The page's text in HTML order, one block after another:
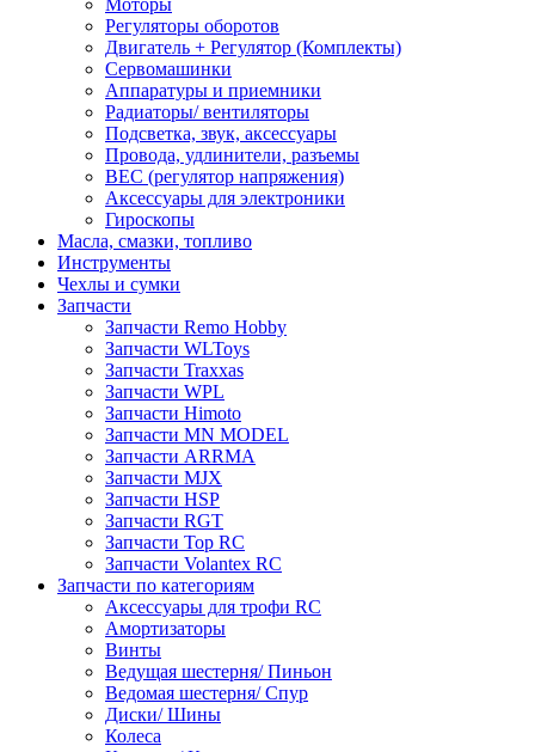
Регуляторы оборотов
Двигатель + Регулятор (Комплекты)
Сервомашинки
Аппаратуры и приемники
Радиаторы/ вентиляторы
Подсветка, звук, аксессуары
Провода, удлинители, разъемы
BEC (регулятор напряжения)
Аксессуары для электроники
Гироскопы
Масла, смазки, топливо
Инструменты
Чехлы и сумки
Запчасти
Запчасти Remo Hobby
Запчасти WLToys
Запчасти Traxxas
Запчасти WPL
Запчасти Himoto
Запчасти MN MODEL
Запчасти ARRMA
Запчасти MJX
Запчасти HSP
Запчасти RGT
Запчасти Top RC
Запчасти Volantex RC
Запчасти по категориям
Аксессуары для трофи RC
Амортизаторы
Винты
Ведущая шестерня/ Пиньон
Ведомая шестерня/ Спур
Диски/ Шины
Колеса